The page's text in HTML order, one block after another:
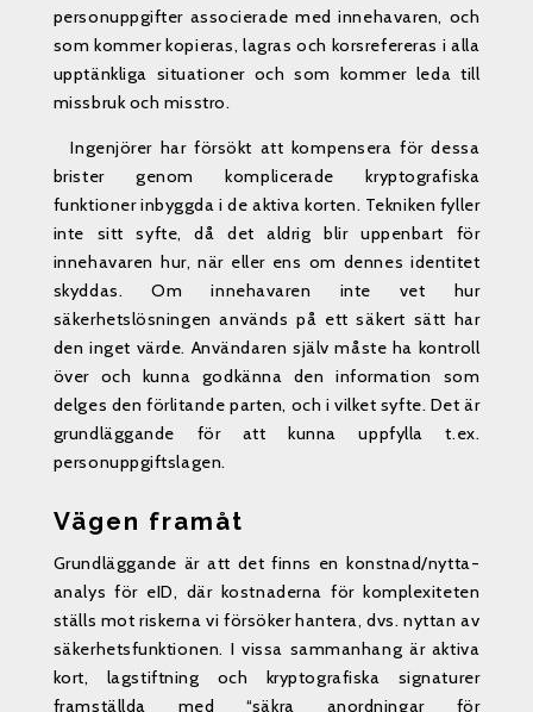
personuppgifter associerade med innehavaren, och
som kommer kopieras, lagras och korsrefereras i alla
upptänkliga situationer och som kommer leda till
missbruk och misstro.
Ingenjörer har försökt att kompensera för dessa
brister genom komplicerade kryptografiska
funktioner inbyggda i de aktiva korten. Tekniken fyller
inte sitt syfte, då det aldrig blir uppenbart för
innehavaren hur, när eller ens om dennes identitet
skyddas. Om innehavaren inte vet hur
säkerhetslösningen används på ett säkert sätt har
den inget värde. Användaren själv måste ha kontroll
över och kunna godkänna den information som
delges den förlitande parten, och i vilket syfte. Det är
grundläggande för att kunna uppfylla t.ex.
personuppgiftslagen.
Vägen framåt
Grundläggande är att det finns en konstnad/nytta-
analys för eID, där kostnaderna för komplexiteten
ställs mot riskerna vi försöker hantera, dvs. nyttan av
säkerhetsfunktionen. I vissa sammanhang är aktiva
kort, lagstiftning och kryptografiska signaturer
framställda med “säkra anordningar för